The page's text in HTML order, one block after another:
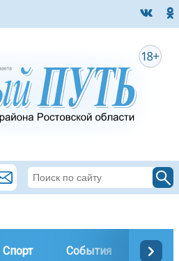
Спорт События